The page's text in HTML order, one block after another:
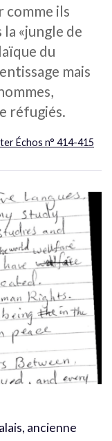
ils
«jungle de
du
mais
réfugiés.
Échos n° 414-415
ancienne